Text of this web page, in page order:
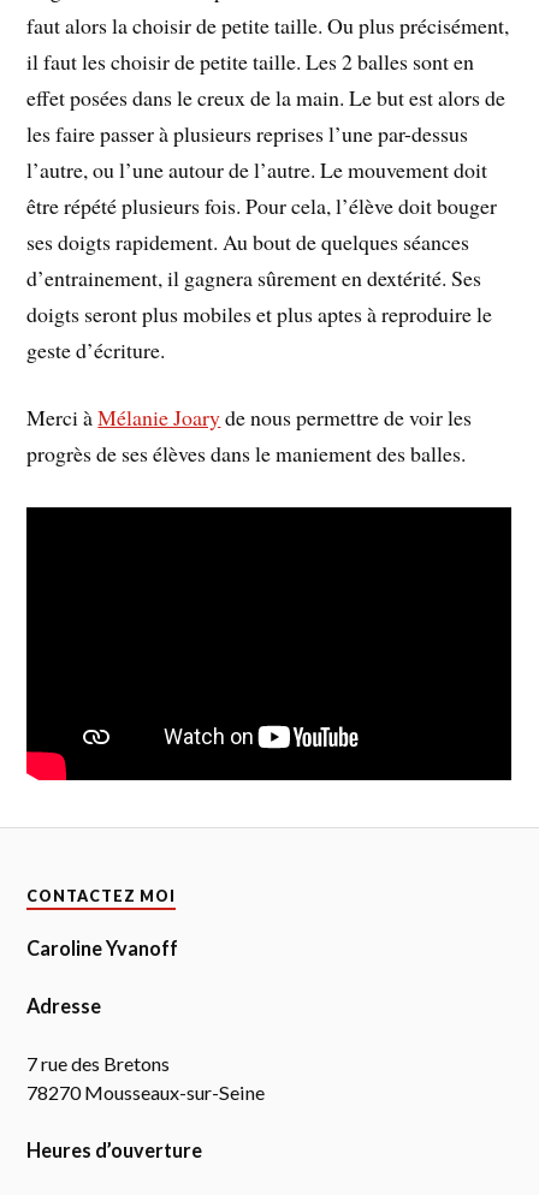
faut alors la choisir de petite taille. Ou plus précisément,
il faut les choisir de petite taille. Les 2 balles sont en
effet posées dans le creux de la main. Le but est alors de
les faire passer à plusieurs reprises l’une par-dessus
l’autre, ou l’une autour de l’autre. Le mouvement doit
être répété plusieurs fois. Pour cela, l’élève doit bouger
ses doigts rapidement. Au bout de quelques séances
d’entrainement, il gagnera sûrement en dextérité. Ses
doigts seront plus mobiles et plus aptes à reproduire le
geste d’écriture.
Merci àMélanie Joaryde nous permettre de voir les
progrès de ses élèves dans le maniement des balles.
CONTACTEZ MOI
Caroline Yvanoff
Adresse
7 rue des Bretons
78270 Mousseaux-sur-Seine
Heures d’ouverture